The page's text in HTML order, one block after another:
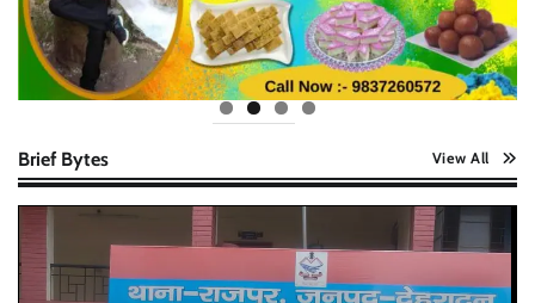
Brief Bytes View All